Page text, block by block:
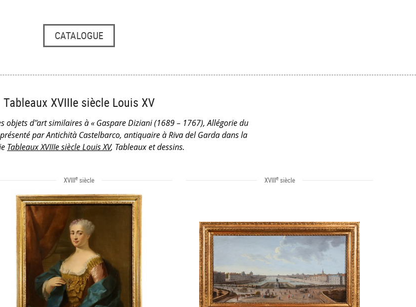
CATALOGUE
Tableaux XVIIIe siècle Louis XV
objets d''art similaires à « Gaspare Diziani (1689 – 1767), Allégorie du
par Antichità Castelbarco, antiquaire à Riva del Garda dans la
Tableaux XVIIIe siècle Louis XV, Tableaux et dessins.
XVIIIesiècle XVIIIesiècle